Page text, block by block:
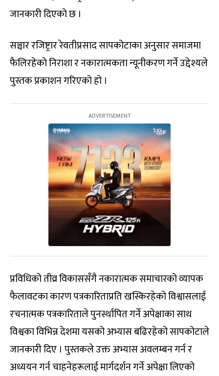
जानकारी दिएको छ ।
सञ्चार रजिष्ट्रार रेवतीप्रसाद सापकोटाका अनुसार समाजमा
फैलिरहेको निराशा र नकारात्मकता न्यूनीकरण गर्ने उद्देश्यले
पुस्तक प्रकाशन गरिएको हो ।
प्रविधिको तीव्र विकाससँगै नकारात्मक समाचारको व्यापक
फैलावटका कारण पत्रकारिताप्रति खस्किरहेको विश्वासलाई
रचनात्मक पत्रकारिताले पुनर्स्थापित गर्ने अपेक्षाका साथ
विश्वका विभिन्न देशमा यसको अभ्यास बढिरहेको सापकोटाले
जानकारी दिए । पुस्तकले उक्त अभ्यास अवलम्बन गर्न र
अध्ययन गर्न चाहनेहरूलाई मार्गदर्शन गर्ने अपेक्षा लिएको